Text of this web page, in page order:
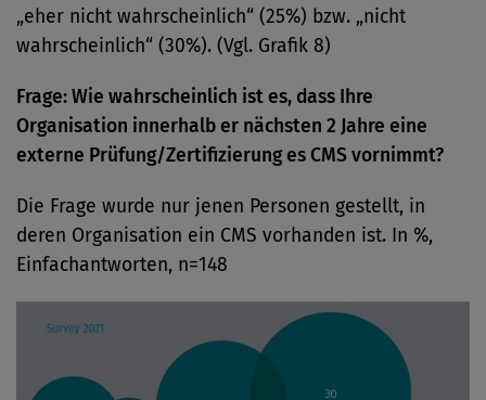
„eher nicht wahrscheinlich“ (25%) bzw. „nicht
wahrscheinlich“ (30%). (Vgl. Grafik 8)
Frage: Wie wahrscheinlich ist es, dass Ihre
Organisation innerhalb er nächsten 2 Jahre eine
externe Prüfung/Zertifizierung es CMS vornimmt?
Die Frage wurde nur jenen Personen gestellt, in
deren Organisation ein CMS vorhanden ist. In %,
Einfachantworten, n=148